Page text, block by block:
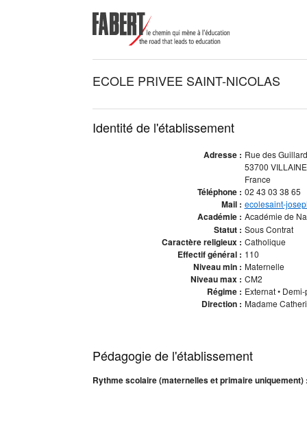
ECOLE PRIVEE SAINT-NICOLAS
Identité de l'établissement
Adresse : Rue des
53700
France
Téléphone : 02 43 03 38 65
Mail : ecolesaint-
Académie : Académie de
Statut : Sous Contrat
Caractère religieux : Catholique
Effectif général : 110
Niveau min : Maternelle
Niveau max : CM2
Régime : Externat •
Direction : Madame
Pédagogie de l'établissement
Rythme scolaire (maternelles et primaire